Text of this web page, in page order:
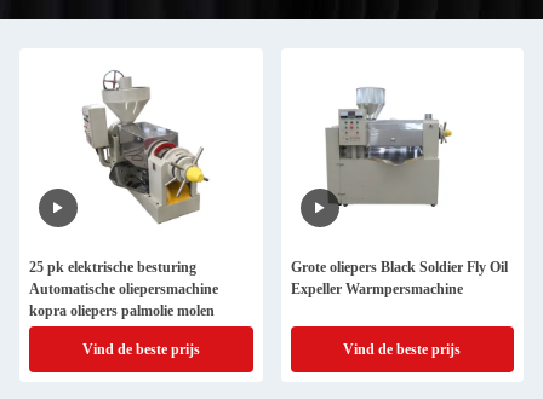
25 pk elektrische besturing
Automatische oliepersmachine
kopra oliepers palmolie molen
Vind de beste prijs
Grote oliepers Black Soldier Fly Oil
Expeller Warmpersmachine
Vind de beste prijs